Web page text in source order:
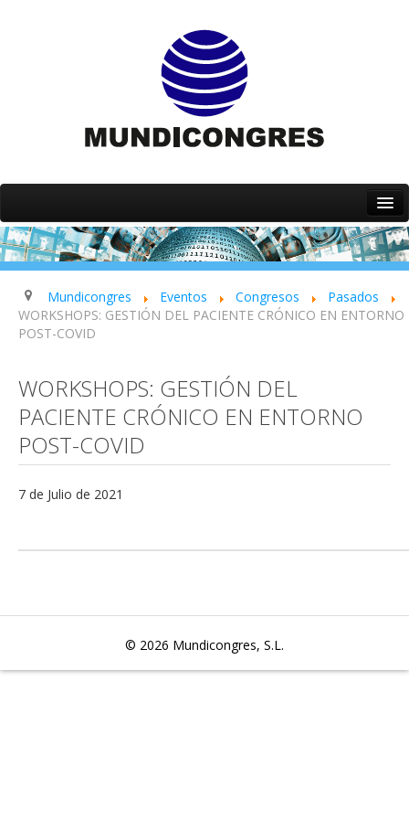
Inicio
Quiénes somos
Servicios
Eventos
Mundicongres Eventos Congresos
Pasados
WORKSHOPS: GESTIÓN DEL PACIENTE CRÓNICO EN ENTORNO
POST-COVID
WORKSHOPS: GESTIÓN DEL
PACIENTE CRÓNICO EN ENTORNO
POST-COVID
7 de Julio de 2021
© 2026 Mundicongres, S.L.